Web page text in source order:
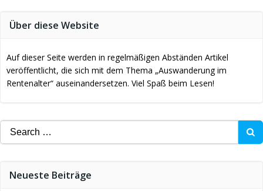
Über diese Website
Auf dieser Seite werden in regelmäßigen Abständen Artikel
veröffentlicht, die sich mit dem Thema „Auswanderung im
Rentenalter“ auseinandersetzen. Viel Spaß beim Lesen!
Search
for:
Neueste Beiträge